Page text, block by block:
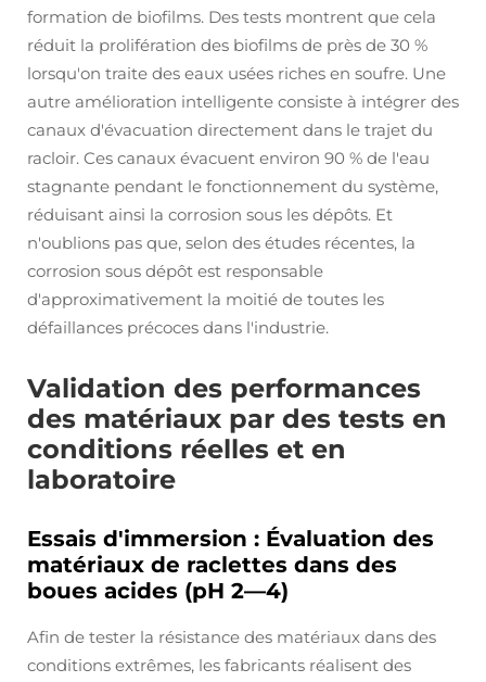
formation de biofilms. Des tests montrent que cela
réduit la prolifération des biofilms de près de 30 %
lorsqu'on traite des eaux usées riches en soufre. Une
autre amélioration intelligente consiste à intégrer des
canaux d'évacuation directement dans le trajet du
racloir. Ces canaux évacuent environ 90 % de l'eau
stagnante pendant le fonctionnement du système,
réduisant ainsi la corrosion sous les dépôts. Et
n'oublions pas que, selon des études récentes, la
corrosion sous dépôt est responsable
d'approximativement la moitié de toutes les
défaillances précoces dans l'industrie.
Validation des performances
des matériaux par des tests en
conditions réelles et en
laboratoire
Essais d'immersion : Évaluation des
matériaux de raclettes dans des
boues acides (pH 2—4)
Afin de tester la résistance des matériaux dans des
conditions extrêmes, les fabricants réalisent des